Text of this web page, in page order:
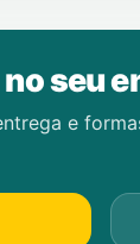
seu
e